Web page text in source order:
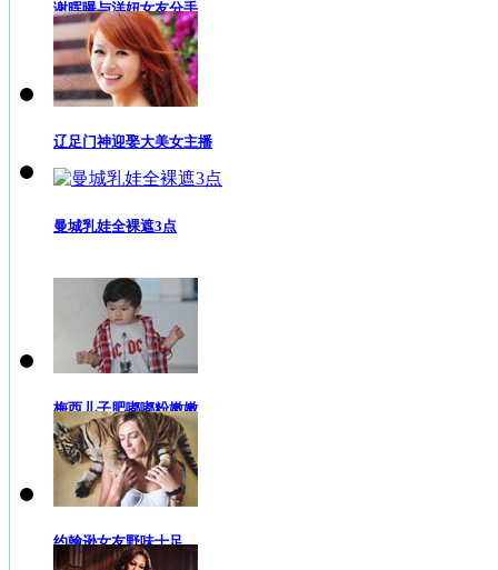
谢晖曝与洋妞女友分手
辽足门神迎娶大美女主播
曼城乳娃全裸遮3点
梅西儿子肥嘟嘟粉嫩嫩
约翰逊女友野味十足